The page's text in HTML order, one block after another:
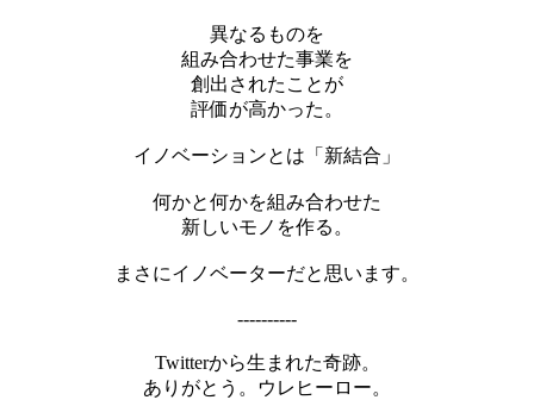
異なるものを
組み合わせた事業を
創出されたことが
評価が高かった。
イノベーションとは「新結合」
何かと何かを組み合わせた
新しいモノを作る。
まさにイノベーターだと思います。
----------
Twitterから生まれた奇跡。
ありがとう。ウレヒーロー。